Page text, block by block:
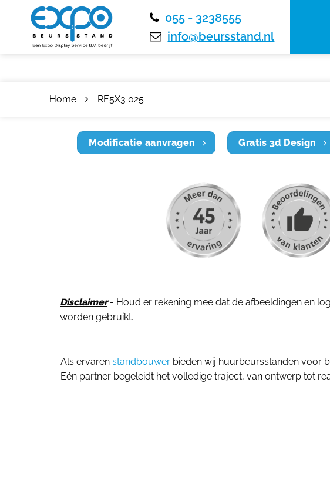
055 - 3238555
info@beursstand.nl
Home RE5X3 025
Modificatie aanvragen Gratis 3d Design
Disclaimer- Houd er rekening mee dat de afbeeldingen en
worden gebruikt.
Als ervaren standbouwer bieden wij huurbeursstanden voor
Eén partner begeleidt het volledige traject, van ontwerp tot